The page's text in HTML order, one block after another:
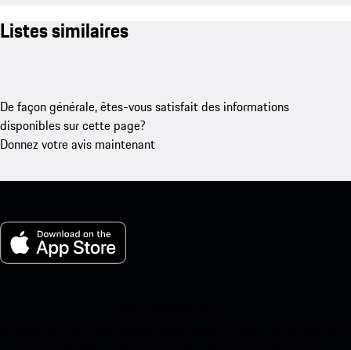
Listes similaires
De façon générale, êtes-vous satisfait des informations
disponibles sur cette page?
Donnez votre avis maintenant